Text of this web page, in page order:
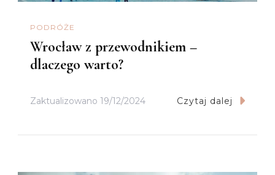
PODRÓŻE
Wrocław z przewodnikiem –
dlaczego warto?
Zaktualizowano 19/12/2024 Czytaj dalej